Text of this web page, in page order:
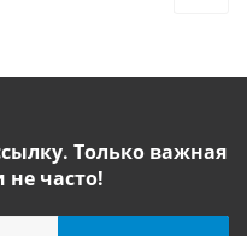
Только важная
часто!